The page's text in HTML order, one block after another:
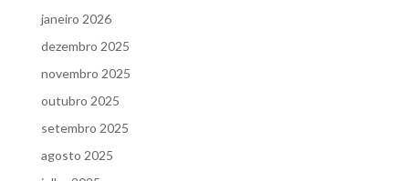
janeiro 2026
dezembro 2025
novembro 2025
outubro 2025
setembro 2025
agosto 2025